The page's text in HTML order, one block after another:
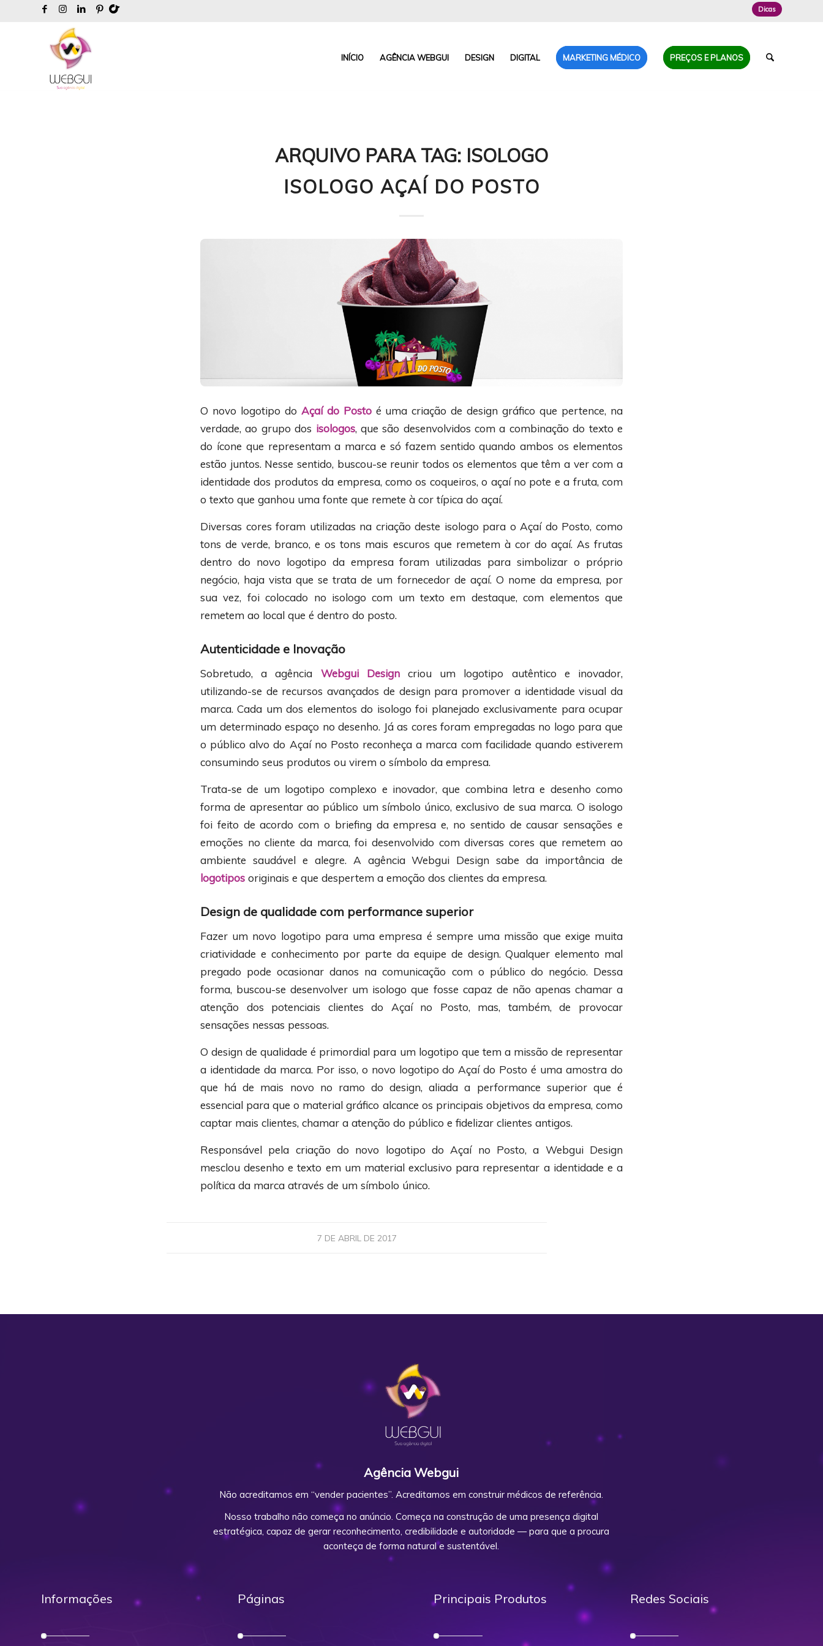
Dicas
INÍCIO AGÊNCIA WEBGUI DESIGN DIGITAL MARKETING MÉDICO PREÇOS E PLANOS
ARQUIVO PARA TAG: ISOLOGO
ISOLOGO AÇAÍ DO POSTO
O novo logotipo do Açaí do Postoé uma criação de design gráfico que pertence, na
verdade, ao grupo dos isologos, que são desenvolvidos com a combinação do texto e
do ícone que representam a marca e só fazem sentido quando ambos os elementos
estão juntos. Nesse sentido, buscou-se reunir todos os elementos que têm a ver com a
identidade dos produtos da empresa, como os coqueiros, o açaí no pote e a fruta, com
o texto que ganhou uma fonte que remete à cor típica do açaí.
Diversas cores foram utilizadas na criação deste isologo para o Açaí do Posto, como
tons de verde, branco, e os tons mais escuros que remetem à cor do açaí. As frutas
dentro do novo logotipo da empresa foram utilizadas para simbolizar o próprio
negócio, haja vista que se trata de um fornecedor de açaí. O nome da empresa, por
sua vez, foi colocado no isologo com um texto em destaque, com elementos que
remetem ao local que é dentro do posto.
Autenticidade e Inovação
Sobretudo, a agência Webgui Designcriou um logotipo autêntico e inovador,
utilizando-se de recursos avançados de design para promover a identidade visual da
marca. Cada um dos elementos do isologo foi planejado exclusivamente para ocupar
um determinado espaço no desenho. Já as cores foram empregadas no logo para que
o público alvo do Açaí no Posto reconheça a marca com facilidade quando estiverem
consumindo seus produtos ou virem o símbolo da empresa.
Trata-se de um logotipo complexo e inovador, que combina letra e desenho como
forma de apresentar ao público um símbolo único, exclusivo de sua marca. O isologo
foi feito de acordo com o briefing da empresa e, no sentido de causar sensações e
emoções no cliente da marca, foi desenvolvido com diversas cores que remetem ao
ambiente saudável e alegre. A agência Webgui Design sabe da importância de
logotipos originais e que despertem a emoção dos clientes da empresa.
Design de qualidade com performance superior
Fazer um novo logotipo para uma empresa é sempre uma missão que exige muita
criatividade e conhecimento por parte da equipe de design. Qualquer elemento mal
pregado pode ocasionar danos na comunicação com o público do negócio. Dessa
forma, buscou-se desenvolver um isologo que fosse capaz de não apenas chamar a
atenção dos potenciais clientes do Açaí no Posto, mas, também, de provocar
sensações nessas pessoas.
O design de qualidade é primordial para um logotipo que tem a missão de representar
a identidade da marca. Por isso, o novo logotipo do Açaí do Posto é uma amostra do
que há de mais novo no ramo do design, aliada a performance superior que é
essencial para que o material gráfico alcance os principais objetivos da empresa, como
captar mais clientes, chamar a atenção do público e fidelizar clientes antigos.
Responsável pela criação do novo logotipo do Açaí no Posto, a Webgui Design
mesclou desenho e texto em um material exclusivo para representar a identidade e a
política da marca através de um símbolo único.
7 DE ABRIL DE 2017
Agência Webgui
Não acreditamos em “vender pacientes”. Acreditamos em construir médicos de referência.
Nosso trabalho não começa no anúncio. Começa na construção de uma presença digital
estratégica, capaz de gerar reconhecimento, credibilidade e autoridade — para que a procura
aconteça de forma natural e sustentável.
Informações Páginas Principais Produtos Redes Sociais